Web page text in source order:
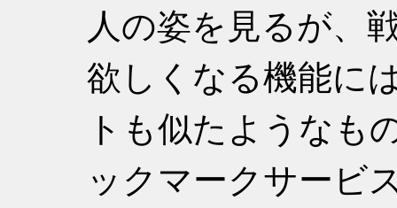
人の姿を見るが、
欲しくなる機能に
トも似たようなも
ックマークサービ